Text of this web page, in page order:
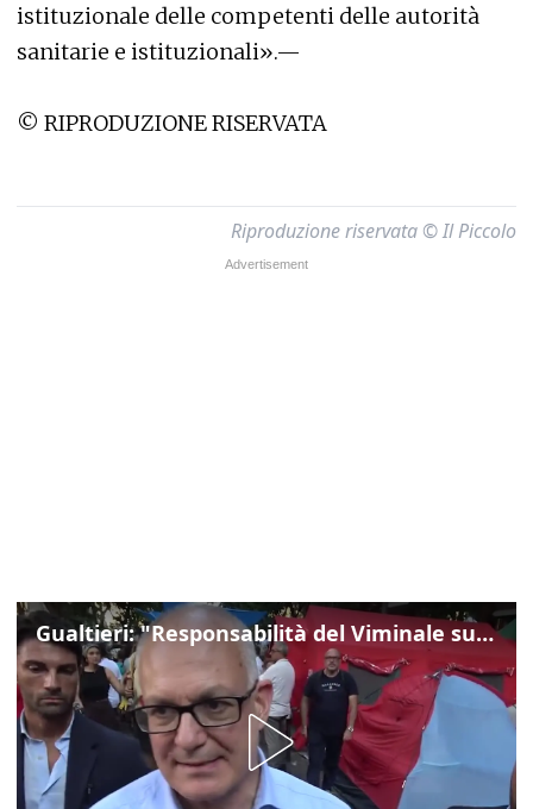
istituzionale delle competenti delle autorità
sanitarie e istituzionali».—
© RIPRODUZIONE RISERVATA
Riproduzione riservata © Il Piccolo
Gualtieri: "Responsabilità del Viminale su Spin Time? La posizione dei partiti è nota"